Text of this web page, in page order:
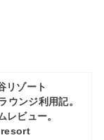
リゾート
ウンジ利用記。
レビュー。